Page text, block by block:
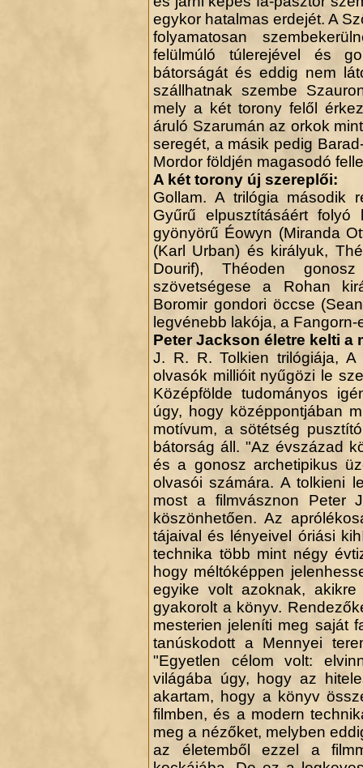
egykor hatalmas erdejét. A
folyamatosan
felülmúló túlerejével és
bátorságát és eddig nem
szállhatnak szembe
mely a két torony felől
áruló Szarumán az orkok
seregét, a másik pedig
Mordor földjén magasodó
A két torony új szereplői:
Gollam. A trilógia második
Gyűrű elpusztításáért
gyönyörű Éowyn (Miranda
(Karl Urban) és királyuk,
Dourif), Théoden
szövetségese a Rohan
Boromir gondori öccse
legvénebb lakója, a Fangorn-
Peter Jackson életre kelti a
J. R. R. Tolkien trilógiája,
olvasók millióit nyűgözi le
Középfölde tudományos
úgy, hogy középpontjában
motívum, a sötétség
bátorság áll. "Az évszázad
és a gonosz archetipikus
olvasói számára. A tolkieni
most a filmvásznon Peter
köszönhetően. Az
tájaival és lényeivel óriási
technika több mint négy
hogy méltóképpen
egyike volt azoknak,
gyakorolt a könyv.
mesterien jeleníti meg saját
tanúskodott a Mennyei
"Egyetlen célom volt:
világába úgy, hogy az
akartam, hogy a könyv
filmben, és a modern
meg a nézőket, melyben
az életemből ezzel a